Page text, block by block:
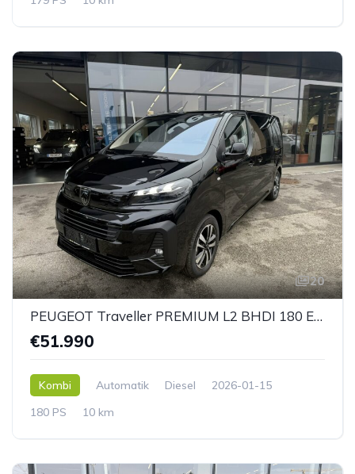
20
PEUGEOT Traveller PREMIUM L2 BHDI 180 EAT8 *AHK*
€51.990
Kombi Automatik Diesel
2026-01-15
180 PS
10 km